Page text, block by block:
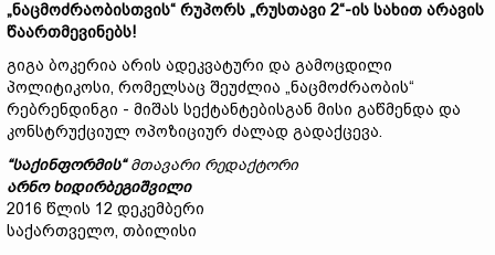
„ნაცმოძრაობისთვის“ რუპორს „რუსთავი 2“-ის სახით არავის
წაართმევინებს!
გიგა ბოკერია არის ადეკვატური და გამოცდილი
პოლიტიკოსი, რომელსაც შეუძლია „ნაცმოძრაობის“
რებრენდინგი - მიშას სექტანტებისგან მისი გაწმენდა და
კონსტრუქციულ ოპოზიციურ ძალად გადაქცევა.
“საქინფორმის“მთავარი რედაქტორი
არნო ხიდირბეგიშვილი
2016 წლის 12 დეკემბერი
საქართველო, თბილისი